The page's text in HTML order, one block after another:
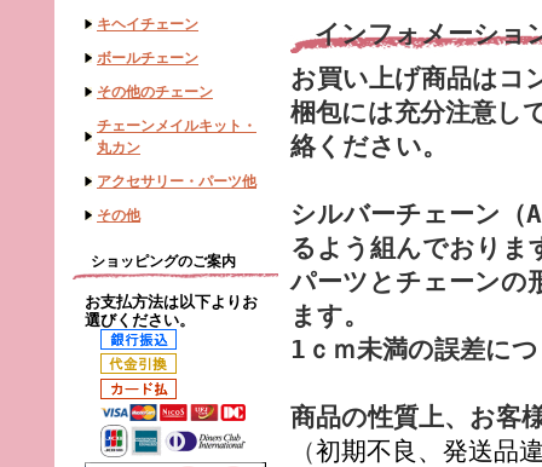
キヘイチェーン
ボールチェーン
その他のチェーン
チェーンメイルキット・
丸カン
アクセサリー・パーツ他
その他
ショッピングのご案内
お支払方法は以下よりお
選びください。
インフォメーショ
お買い上げ商品はコ
梱包には充分注意し
絡ください。
シルバーチェーン（
るよう組んでおりま
パーツとチェーンの
ます。
1ｃｍ未満の誤差に
商品の性質上、お客
（初期不良、発送品